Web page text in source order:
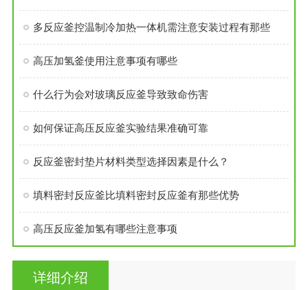
多反应釜控温制冷加热一体机需注意安装过程有那些
高压加氢釜使用注意事项有哪些
什么行为会对玻璃反应釜导致致命伤害
如何保证高压反应釜实验结果准确可靠
反应釜密封垫片材料类型选择因素是什么？
填料密封反应釜比填料密封反应釜有那些优势
高压反应釜加氢有哪些注意事项
详细介绍